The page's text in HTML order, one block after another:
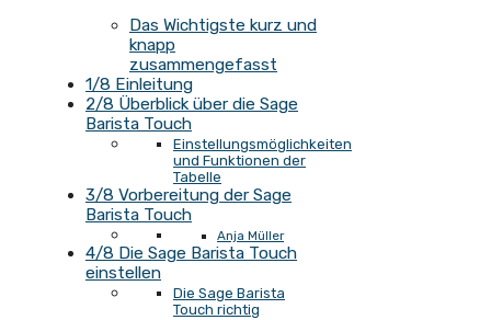
Das Wichtigste kurz und
knapp
zusammengefasst
1/8 Einleitung
2/8 Überblick über die Sage
Barista Touch
Einstellungsmöglichkeiten
und Funktionen der
Tabelle
3/8 Vorbereitung der Sage
Barista Touch
Anja Müller
4/8 Die Sage Barista Touch
einstellen
Die Sage Barista
Touch richtig